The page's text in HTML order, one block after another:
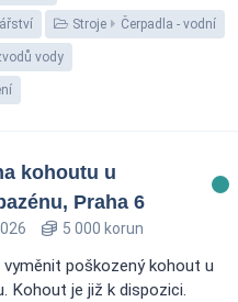
Stroje Čerpadla - vodní
vody
kohoutu u
Praha 6
5 000 korun
poškozený kohout u
Kohout je již k dispozici.